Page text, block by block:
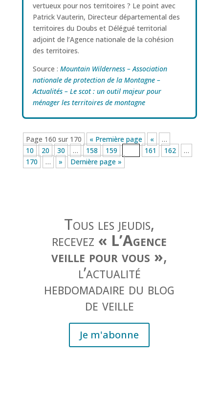
vertueux pour nos territoires ? Le point avec
Patrick Vauterin, Directeur départemental des
territoires du Doubs et Délégué territorial
adjoint de l’Agence nationale de la cohésion
des territoires.
Source : Mountain Wilderness – Association
nationale de protection de la Montagne –
Actualités – Le scot : un outil majeur pour
ménager les territoires de montagne
Page 160 sur 170 « Première page «
…
10
20 30 … 158 159 161 162
…
170
… » Dernière page »
Tous les jeudis,
recevez « L’Agence
veille pour vous »,
l’actualité
hebdomadaire du blog
de veille
Je m'abonne